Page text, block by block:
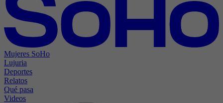
Mujeres SoHo
Lujuria
Deportes
Relatos
Qué pasa
Videos